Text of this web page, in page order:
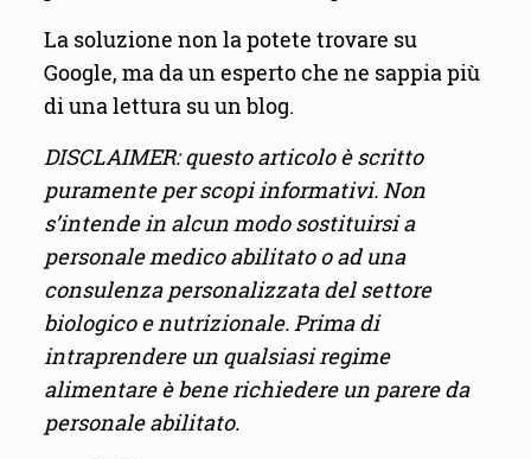
La soluzione non la potete trovare su
Google, ma da un esperto che ne sappia più
di una lettura su un blog.
DISCLAIMER: questo articolo è scritto
puramente per scopi informativi. Non
s’intende in alcun modo sostituirsi a
personale medico abilitato o ad una
consulenza personalizzata del settore
biologico e nutrizionale. Prima di
intraprendere un qualsiasi regime
alimentare è bene richiedere un parere da
personale abilitato.